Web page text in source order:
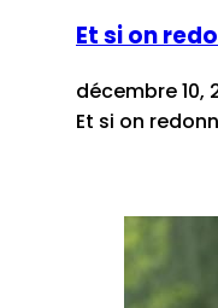
Et si on
décembre 10,
Et si on